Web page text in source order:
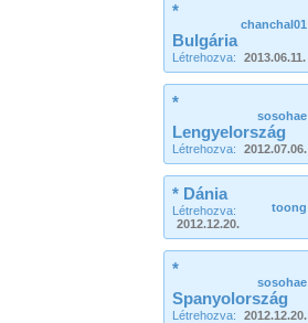
chanchal01
*
Bulgária
Létrehozva: 2013.06.11.
sosohae
*
Lengyelország
Létrehozva: 2012.07.06.
toong
* Dánia
Létrehozva:
2012.12.20.
sosohae
*
Spanyolország
Létrehozva: 2012.12.20.